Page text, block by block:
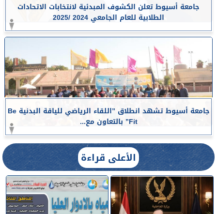
جامعة أسيوط تعلن الكشوف المبدئية لانتخابات الاتحادات
الطلابية للعام الجامعي 2024 /2025
جامعة أسيوط تشهد انطلاق ”اللقاء الرياضي للياقة البدنية Be
Fit” بالتعاون مع...
الأعلى قراءة